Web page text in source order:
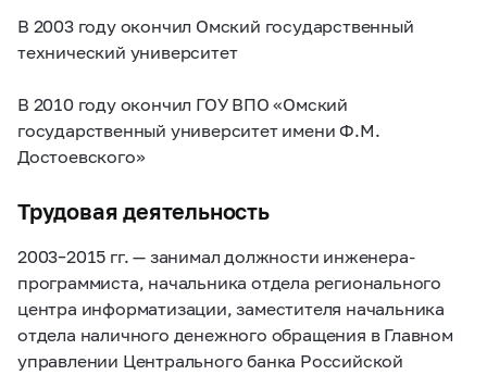
В 2003 году окончил Омский государственный
технический университет
В 2010 году окончил ГОУ ВПО «Омский
государственный университет имени Ф.М.
Достоевского»
Трудовая деятельность
2003–2015 гг. — занимал должности инженера-
программиста, начальника отдела регионального
центра информатизации, заместителя начальника
отдела наличного денежного обращения в Главном
управлении Центрального банка Российской